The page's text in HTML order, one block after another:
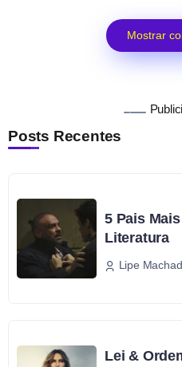
Mostrar
Posts Recentes
5 Pais
Literatura
Lipe
Lei &